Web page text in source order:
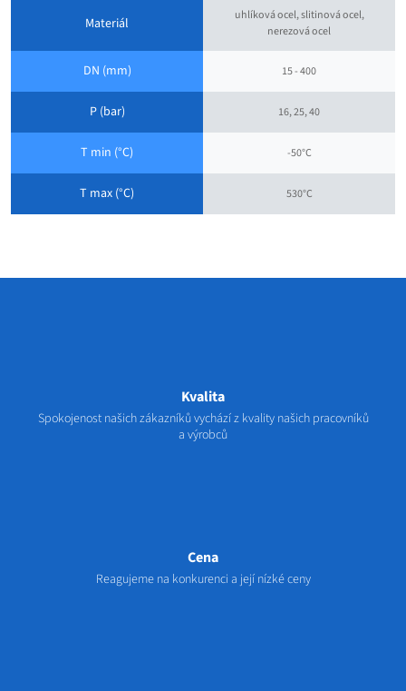
Materiál
uhlíková ocel, slitinová ocel,
nerezová ocel
DN (mm) 15 - 400
P (bar) 16, 25, 40
T min (°C) -50°C
T max (°C) 530°C
Kvalita
Spokojenost našich zákazníků vychází z kvality našich pracovníků
a výrobců
Cena
Reagujeme na konkurenci a její nízké ceny